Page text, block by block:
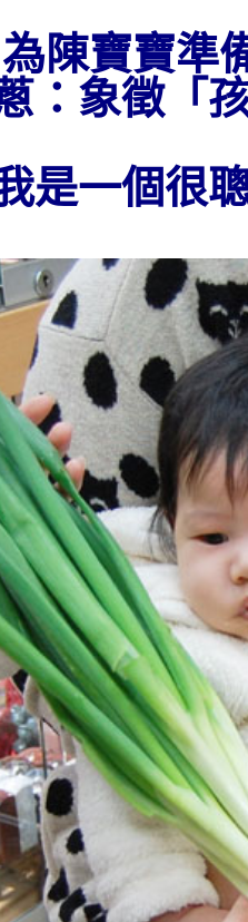
為陳寶寶準
：象徵「
是一個很